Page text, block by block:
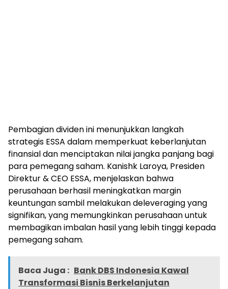
Pembagian dividen ini menunjukkan langkah
strategis ESSA dalam memperkuat keberlanjutan
finansial dan menciptakan nilai jangka panjang bagi
para pemegang saham. Kanishk Laroya, Presiden
Direktur & CEO ESSA, menjelaskan bahwa
perusahaan berhasil meningkatkan margin
keuntungan sambil melakukan deleveraging yang
signifikan, yang memungkinkan perusahaan untuk
membagikan imbalan hasil yang lebih tinggi kepada
pemegang saham.
Baca Juga : Bank DBS Indonesia Kawal
Transformasi Bisnis Berkelanjutan